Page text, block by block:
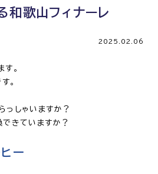
和歌山フィナーレ
2025.02.06
。
。
っしゃいますか？
できていますか？
ー